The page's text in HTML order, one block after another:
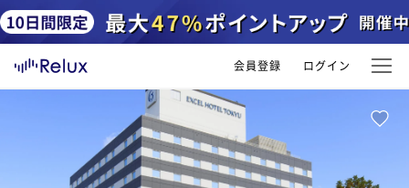
会員登録 ログイン